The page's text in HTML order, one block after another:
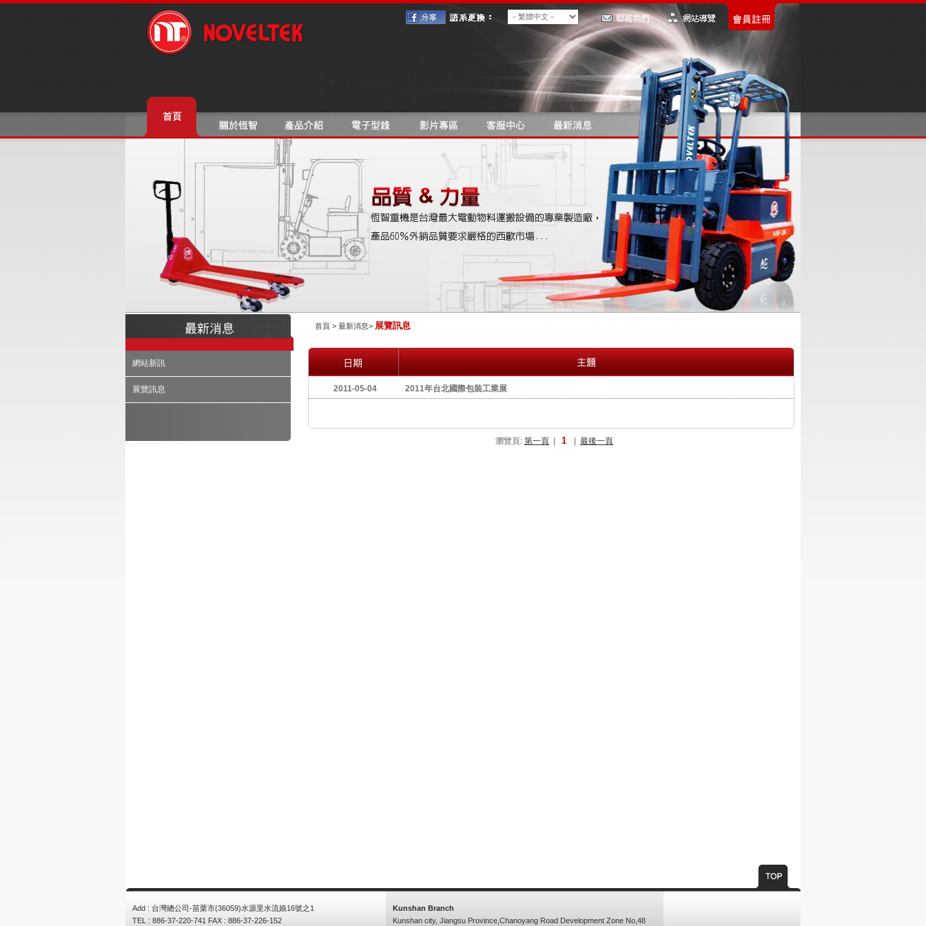
網站新訊
展覽訊息
首頁 > 最新消息> 展覽訊息
2011-05-04 2011年台北國際包裝工業展
瀏覽頁: 第一頁 1 最後一頁
Add : 台灣總公司-苗栗市(36059)水源里水流娘16號之1
TEL : 886-37-220-741 FAX : 886-37-226-152
Kunshan Branch
Kunshan city, Jiangsu Province,Chanoyang Road Development Zone No,48